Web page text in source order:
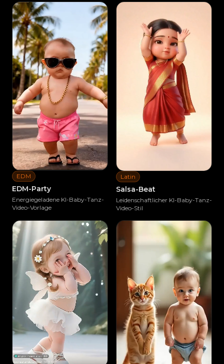
EDM
EDM-Party
Energiegeladene KI-Baby-Tanz-
Video-Vorlage
Latin
Salsa-Beat
Leidenschaftlicher KI-Baby-Tanz-
Video-Stil